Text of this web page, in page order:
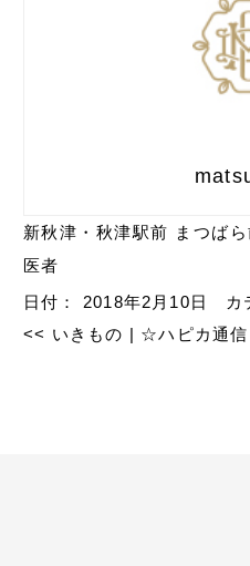
新秋津・秋津駅前 まつば
医者
日付： 2018年2月10日 カ
<< いきもの | ☆ハピカ通